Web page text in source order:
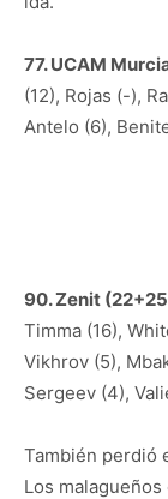
77. UCAM
(12), Rojas (-),
Antelo (6),
90. Zenit
Timma (16),
Vikhrov (5),
Sergeev (4),
También perdió
Los